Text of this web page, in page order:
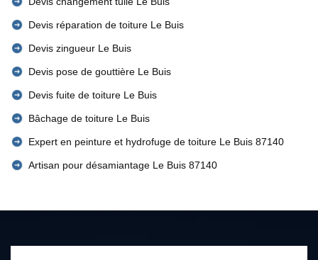
Devis réparation de toiture Le Buis
Devis zingueur Le Buis
Devis pose de gouttière Le Buis
Devis fuite de toiture Le Buis
Bâchage de toiture Le Buis
Expert en peinture et hydrofuge de toiture Le Buis 87140
Artisan pour désamiantage Le Buis 87140